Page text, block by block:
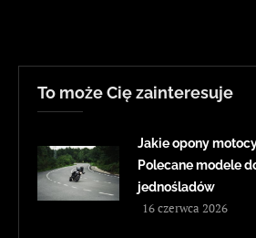
To może Cię zainteresuje
Jakie opony
Polecane modele
jednośladów
16 czerwca 2026